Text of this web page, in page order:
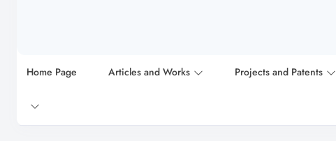
Home Page Articles and Works Projects and Patents